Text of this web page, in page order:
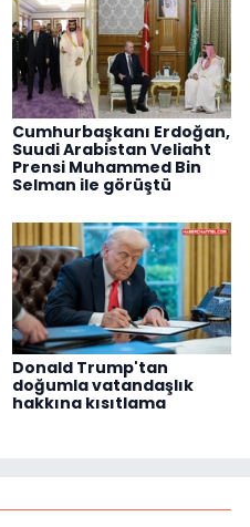
Cumhurbaşkanı Erdoğan,
Suudi Arabistan Veliaht
Prensi Muhammed Bin
Selman ile görüştü
Donald Trump'tan
doğumla vatandaşlık
hakkına kısıtlama